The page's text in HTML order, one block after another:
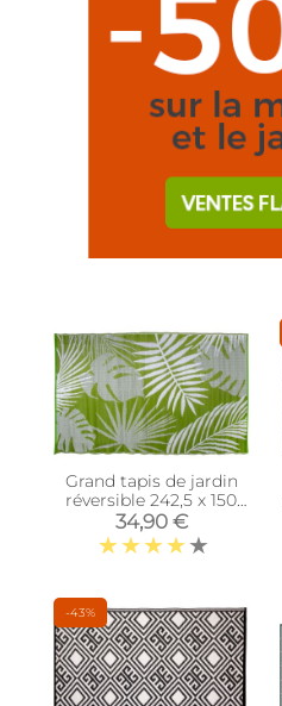
Grand tapis de jardin
réversible 242,5 x 150
cm (Jungle)
34,90 €
-43%